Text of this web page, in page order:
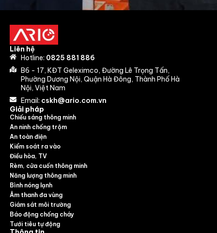
Liên hệ
Hotline: 0825 881 886
B6 - 17, KĐT Geleximco, Đường Lê Trọng Tấn,
Phường Dương Nội, Quận Hà Đông, Thành Phố Hà
Nội, Việt Nam
Email: cskh@ario.com.vn
Giải pháp
Chiếu sáng thông minh
An ninh chống trộm
An toàn điện
Kiểm soát ra vào
Điều hòa, TV
Rèm, cửa cuốn thông minh
Năng lượng thông minh
Bình nóng lạnh
Âm thanh đa vùng
Giám sát môi trường
Báo động chống cháy
Tưới tiêu tự động